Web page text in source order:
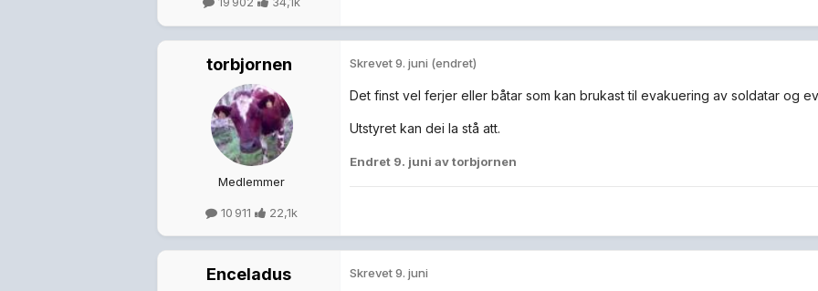
torbjornen
Medlemmer
10 911 22,1k
Skrevet9. juni (endret)
Det finst vel ferjer eller båtar som kan brukast til evakuering av soldatar og
Utstyret kan dei la stå att.
Endret 9. juni av torbjornen
Enceladus Skrevet9. juni